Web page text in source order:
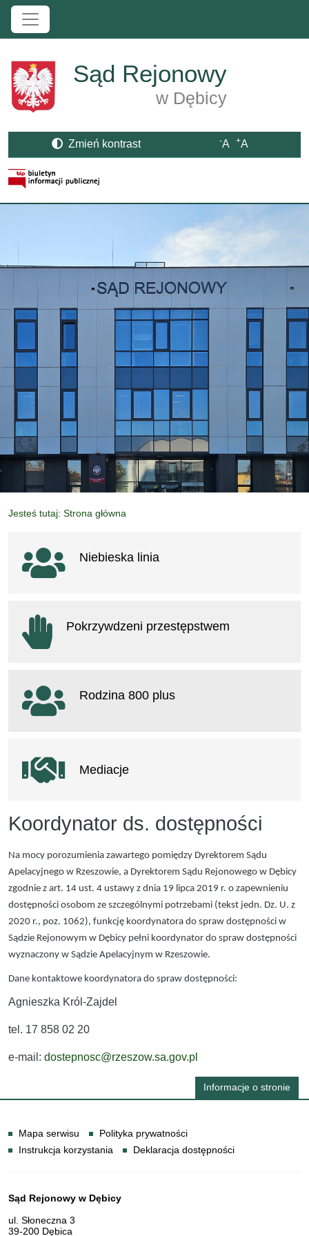
Przejdź do treści
Sąd Rejonowy
w Dębicy
Zmień kontrast -A +A
Strona BIP otwiera się w nowym oknie
Jesteś tutaj: Strona główna
Koordynator ds. dostępności
Na mocy porozumienia zawartego pomiędzy Dyrektorem Sądu
Apelacyjnego w Rzeszowie, a Dyrektorem Sądu Rejonowego w Dębicy
zgodnie z art. 14 ust. 4 ustawy z dnia 19 lipca 2019 r. o zapewnieniu
dostępności osobom ze szczególnymi potrzebami (tekst jedn. Dz. U. z
2020 r., poz. 1062), funkcję koordynatora do spraw dostępności w
Sądzie Rejonowym w Dębicy pełni koordynator do spraw dostępności
wyznaczony w Sądzie Apelacyjnym w Rzeszowie.
Dane kontaktowe koordynatora do spraw dostępności:
Agnieszka Król-Zajdel
tel. 17 858 02 20
e-mail: dostepnosc@rzeszow.sa.gov.pl
Ważne linki
Niebieska linia
Pokrzywdzeni przestępstwem
Rodzina 800 plus
Mediacje
Informacje o stronie
Mapa serwisu
Polityka prywatności
Instrukcja korzystania
Deklaracja dostępności
Dane teleadresowe
Sąd Rejonowy w Dębicy
ul. Słoneczna 3
39-200 Dębica